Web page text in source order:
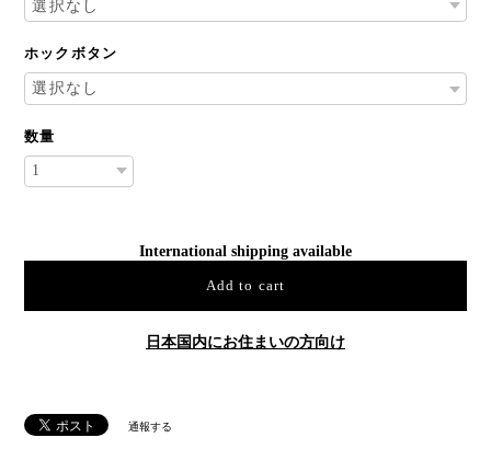
ホックボタン
数量
International shipping available
Add to cart
日本国内にお住まいの方向け
通報する